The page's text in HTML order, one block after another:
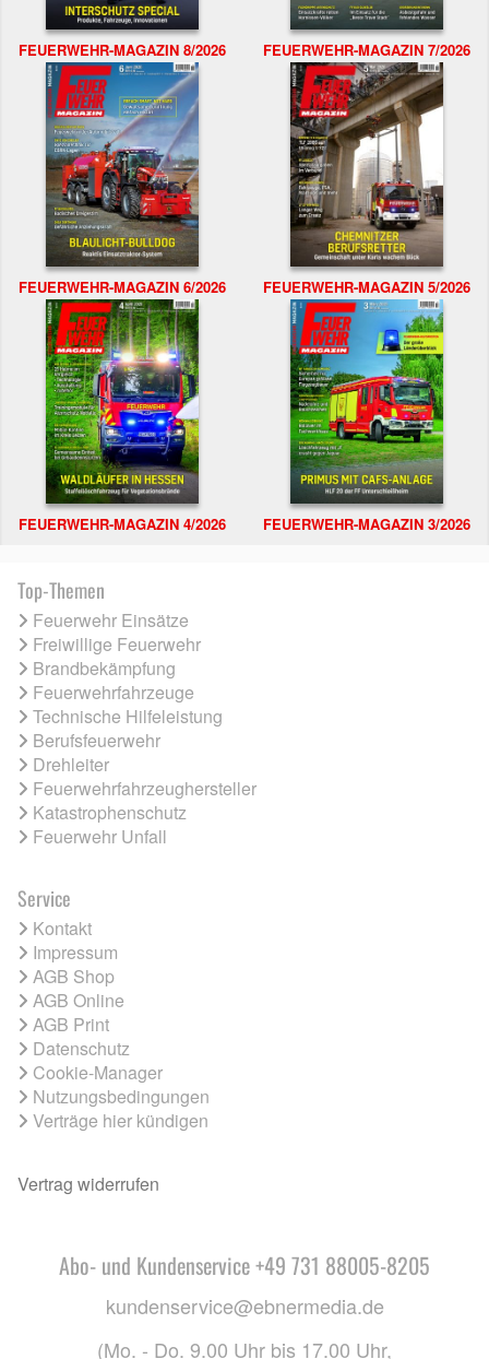
FEUERWEHR-MAGAZIN 8/2026 FEUERWEHR-MAGAZIN 7/2026
FEUERWEHR-MAGAZIN 6/2026 FEUERWEHR-MAGAZIN 5/2026
FEUERWEHR-MAGAZIN 4/2026 FEUERWEHR-MAGAZIN 3/2026
Top-Themen
Feuerwehr Einsätze
Freiwillige Feuerwehr
Brandbekämpfung
Feuerwehrfahrzeuge
Technische Hilfeleistung
Berufsfeuerwehr
Drehleiter
Feuerwehrfahrzeughersteller
Katastrophenschutz
Feuerwehr Unfall
Service
Kontakt
Impressum
AGB Shop
AGB Online
AGB Print
Datenschutz
Cookie-Manager
Nutzungsbedingungen
Verträge hier kündigen
Vertrag widerrufen
Abo- und Kundenservice +49 731 88005-8205
kundenservice@ebnermedia.de
(Mo. - Do. 9.00 Uhr bis 17.00 Uhr,